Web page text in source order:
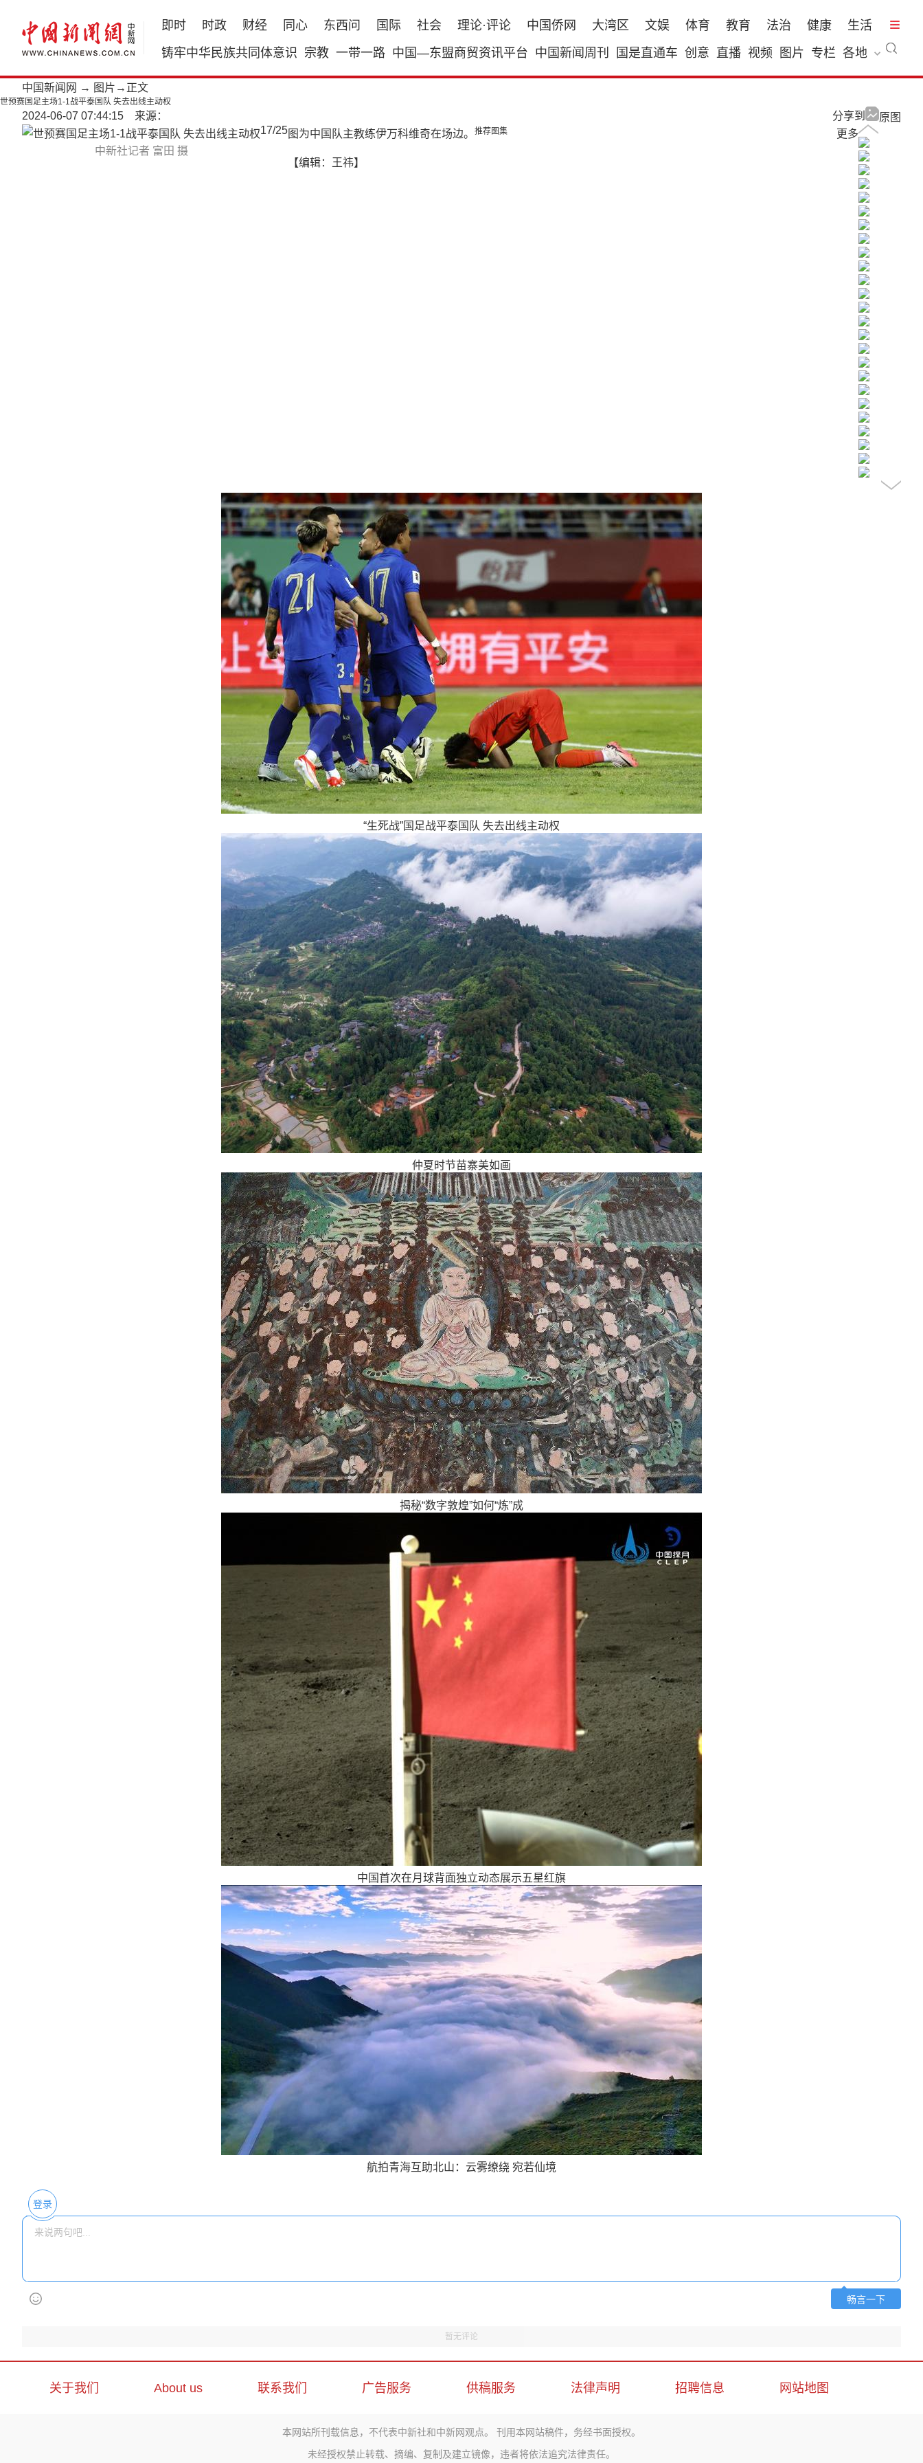
即时 时政 财经 同心 东西问 国际 社会 理论·评论 中国侨网 大湾区 文娱 体育 教育 法治 健康
生活
铸牢中华民族共同体意识 宗教 一带一路 中国—东盟商贸资讯平台 中国新闻周刊 国是直通车 创意 直播 视频 图片 专栏 各地
中国新闻网 → 图片 →正文
世预赛国足主场1-1战平泰国队 失去出线主动权
2024-06-07 07:44:15 来源： 原图
分享到
中新社记者 富田 摄
17/25图为中国队主教练伊万科维奇在场边。
【编辑：王祎】
推荐图集 更多
“生死战”国足战平泰国队 失去出线主动权
仲夏时节苗寨美如画
揭秘“数字敦煌”如何“炼”成
中国首次在月球背面独立动态展示五星红旗
航拍青海互助北山：云雾缭绕 宛若仙境
登录
畅言一下
暂无评论
关于我们 About us 联系我们 广告服务 供稿服务 法律声明 招聘信息 网站地图
本网站所刊载信息，不代表中新社和中新网观点。 刊用本网站稿件，务经书面授权。
未经授权禁止转载、摘编、复制及建立镜像，违者将依法追究法律责任。